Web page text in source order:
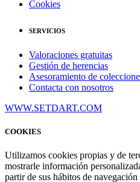
Cookies
SERVICIOS
Valoraciones gratuitas
Gestión de herencias
Asesoramiento de
Contacta con nosotros
WWW.SETDART.COM
COOKIES
Utilizamos cookies propias y de
mostrarle información
partir de sus hábitos de